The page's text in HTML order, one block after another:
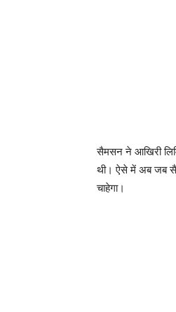
सैमसन ने आखिरी
थी। ऐसे में अब जब
चाहेगा।